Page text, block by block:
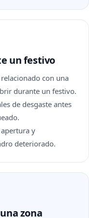
un festivo
con una
durante un festivo.
de desgaste antes
y
deteriorado.
zona